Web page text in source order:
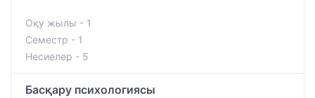
Оқу жылы - 1
Семестр - 1
Несиелер - 5
Басқару психологиясы